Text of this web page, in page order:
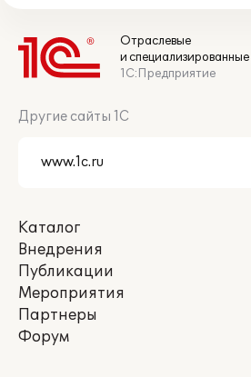
Отраслевые
и
1С:Предприятие
Другие сайты 1С
Каталог
Внедрения
Публикации
Мероприятия
Партнеры
Форум